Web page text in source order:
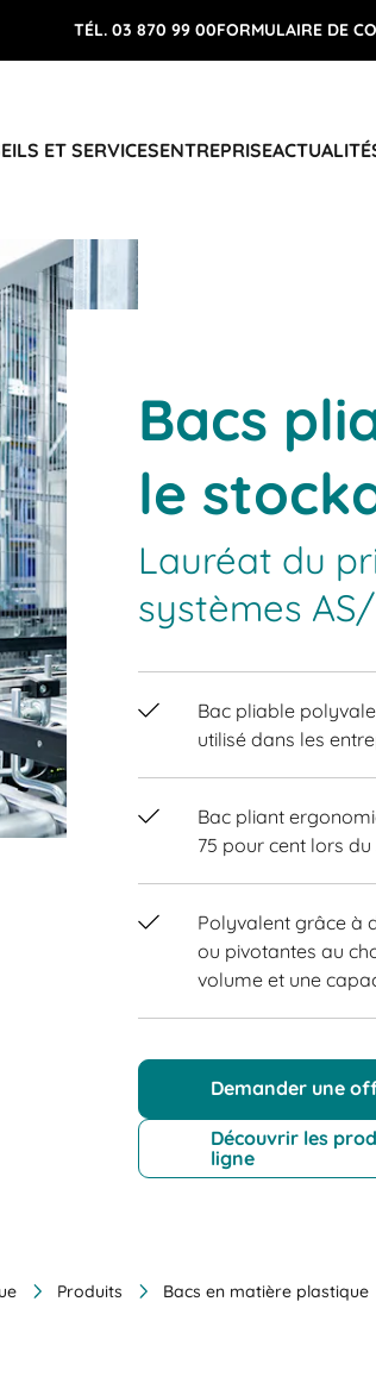
TÉL. 03 870 99 00FORMULAIRE DE
ET SERVICESENTREPRISE
Bacs
le
Lauréat du
systèmes
Bac pliable
utilisé dans les
Bac pliant
75 pour cent lors
Polyvalent grâce à
ou pivotantes au
volume et une
Demander une
Découvrir les
ligne
Produits Bacs en matière plastique